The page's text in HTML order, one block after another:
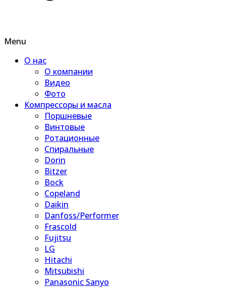
Menu
О нас
О компании
Видео
Фото
Компрессоры и масла
Поршневые
Винтовые
Ротационные
Спиральные
Dorin
Bitzer
Bock
Copeland
Daikin
Danfoss/Performer
Frascold
Fujitsu
LG
Hitachi
Mitsubishi
Panasonic Sanyo